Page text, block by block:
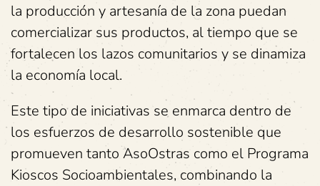
la producción y artesanía de la zona puedan
comercializar sus productos, al tiempo que se
fortalecen los lazos comunitarios y se dinamiza
la economía local.
Este tipo de iniciativas se enmarca dentro de
los esfuerzos de desarrollo sostenible que
promueven tanto AsoOstras como el Programa
Kioscos Socioambientales, combinando la